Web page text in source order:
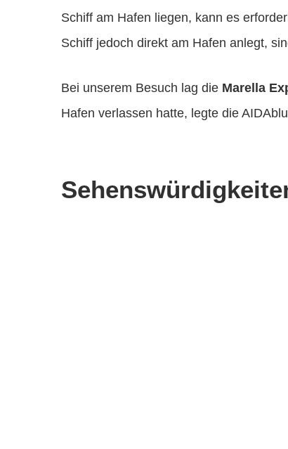
Schiff am Hafen liegen, kann es
Schiff jedoch direkt am Hafen anlegt,
Bei unserem Besuch lag die Marella
Hafen verlassen hatte, legte die